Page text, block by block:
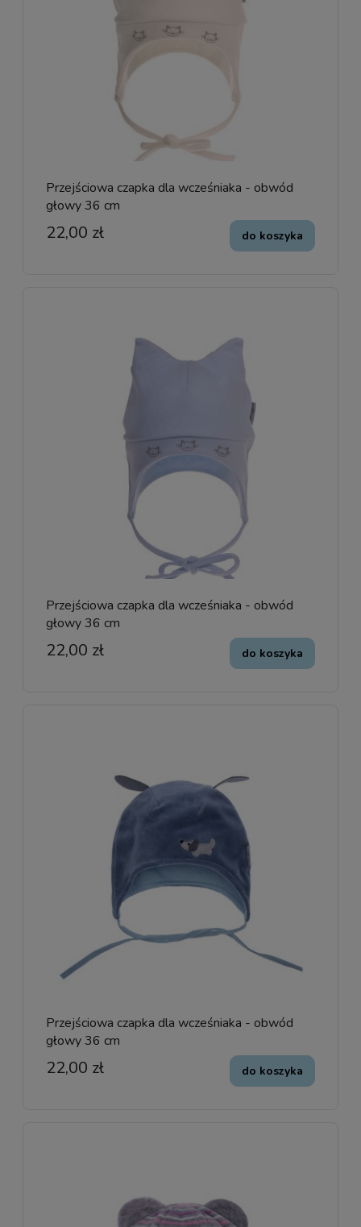
Przejściowa czapka dla wcześniaka - obwód
głowy 36 cm
22,00 zł do koszyka
Przejściowa czapka dla wcześniaka - obwód
głowy 36 cm
22,00 zł do koszyka
Przejściowa czapka dla wcześniaka - obwód
głowy 36 cm
22,00 zł do koszyka